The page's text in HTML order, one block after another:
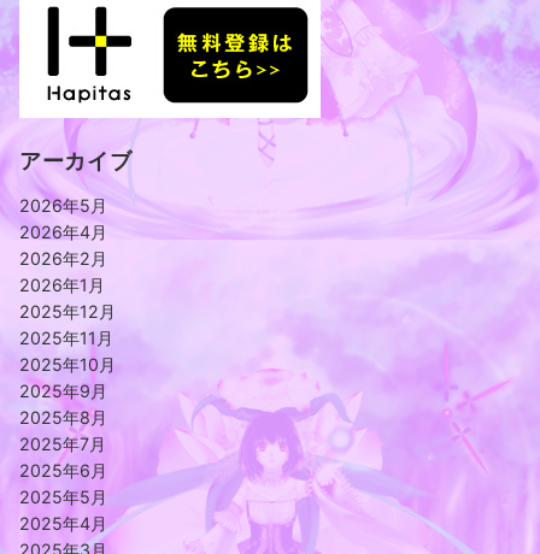
アーカイブ
2026年5月
2026年4月
2026年2月
2026年1月
2025年12月
2025年11月
2025年10月
2025年9月
2025年8月
2025年7月
2025年6月
2025年5月
2025年4月